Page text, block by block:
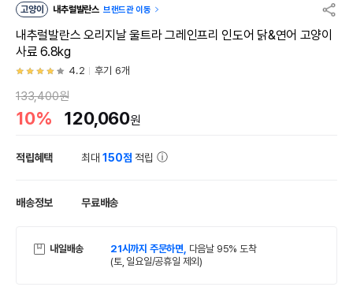
고양이 내추럴발란스 브랜드관 이동
내추럴발란스 오리지날 울트라 그레인프리 인도어 닭&연어 고양이
사료 6.8kg
4.2 후기 6개
133,400원
10% 120,060원
적립혜택 최대150점 적립
배송정보 무료배송
내일배송 21시까지 주문하면, 다음날 95% 도착
(토, 일요일/공휴일 제외)